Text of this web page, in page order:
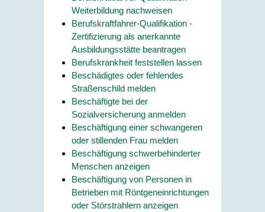
Weiterbildung nachweisen
Berufskraftfahrer-Qualifikation -
Zertifizierung als anerkannte
Ausbildungsstätte beantragen
Berufskrankheit feststellen lassen
Beschädigtes oder fehlendes
Straßenschild melden
Beschäftigte bei der
Sozialversicherung anmelden
Beschäftigung einer schwangeren
oder stillenden Frau melden
Beschäftigung schwerbehinderter
Menschen anzeigen
Beschäftigung von Personen in
Betrieben mit Röntgeneinrichtungen
oder Störstrahlern anzeigen